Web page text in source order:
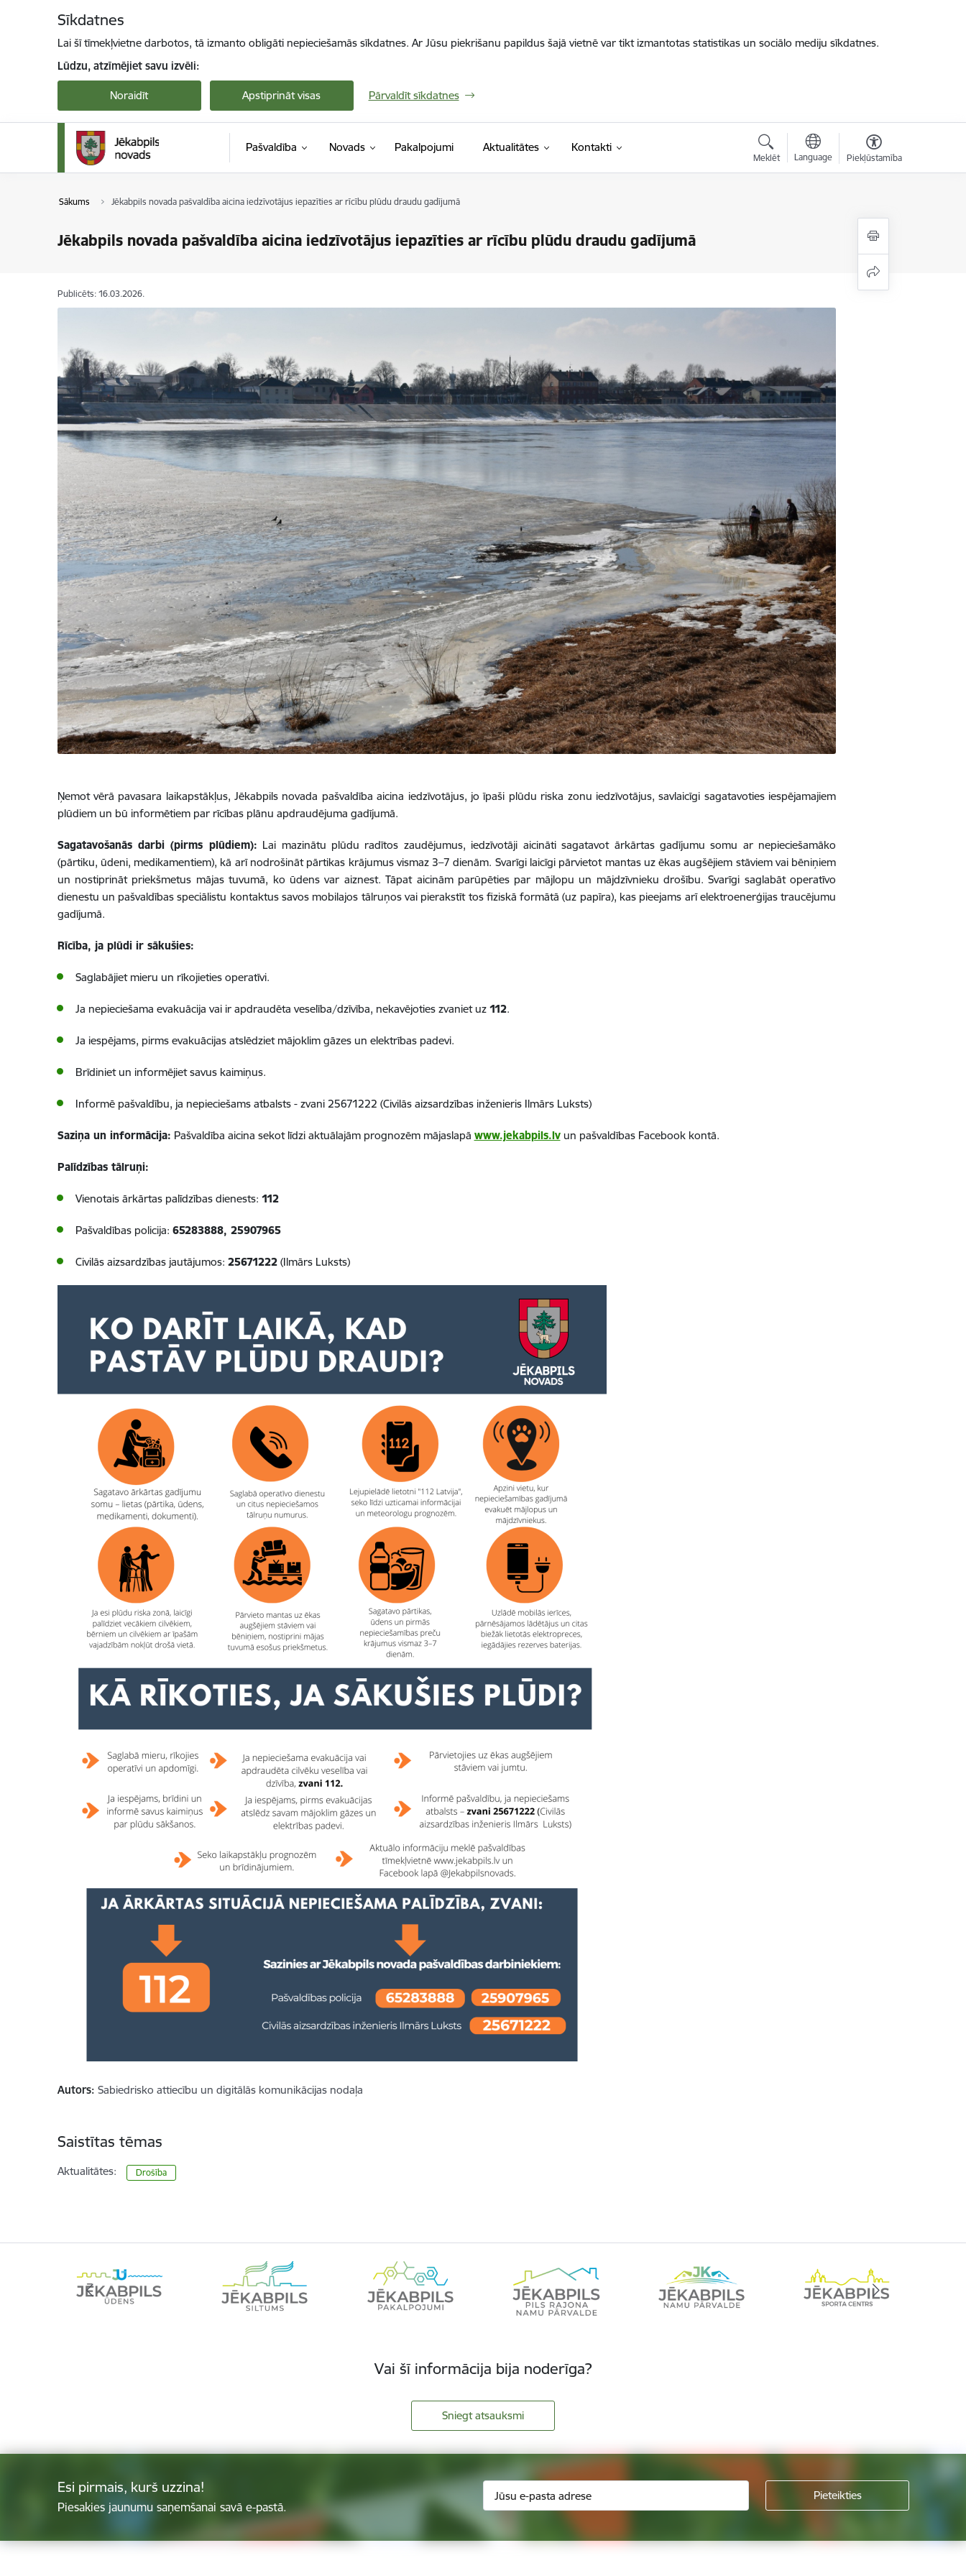
Sīkdatnes
Lai šī tīmekļvietne darbotos, tā izmanto obligāti nepieciešamās sīkdatnes. Ar Jūsu piekrišanu papildus šajā vietnē var tikt izmantotas statistikas un sociālo mediju sīkdatnes.
Lūdzu, atzīmējiet savu izvēli:
Noraidīt Apstiprināt visas Pārvaldīt sīkdatnes
Pašvaldība Novads Pakalpojumi Aktualitātes Kontakti
Meklēt Language Piekļūstamība
Sākums Jēkabpils novada pašvaldība aicina iedzīvotājus iepazīties ar rīcību plūdu draudu gadījumā
Jēkabpils novada pašvaldība aicina iedzīvotājus iepazīties ar rīcību plūdu draudu gadījumā
Publicēts: 16.03.2026.
Ņemot vērā pavasara laikapstākļus, Jēkabpils novada pašvaldība aicina iedzīvotājus, jo īpaši plūdu riska zonu iedzīvotājus, savlaicīgi sagatavoties iespējamajiem
plūdiem un bū informētiem par rīcības plānu apdraudējuma gadījumā.
Sagatavošanās darbi (pirms plūdiem): Lai mazinātu plūdu radītos zaudējumus, iedzīvotāji aicināti sagatavot ārkārtas gadījumu somu ar nepieciešamāko
(pārtiku, ūdeni, medikamentiem), kā arī nodrošināt pārtikas krājumus vismaz 3–7 dienām. Svarīgi laicīgi pārvietot mantas uz ēkas augšējiem stāviem vai bēniņiem
un nostiprināt priekšmetus mājas tuvumā, ko ūdens var aiznest. Tāpat aicinām parūpēties par mājlopu un mājdzīvnieku drošību. Svarīgi saglabāt operatīvo
dienestu un pašvaldības speciālistu kontaktus savos mobilajos tālruņos vai pierakstīt tos fiziskā formātā (uz papīra), kas pieejams arī elektroenerģijas traucējumu
gadījumā.
Rīcība, ja plūdi ir sākušies:
Saglabājiet mieru un rīkojieties operatīvi.
Ja nepieciešama evakuācija vai ir apdraudēta veselība/dzīvība, nekavējoties zvaniet uz 112.
Ja iespējams, pirms evakuācijas atslēdziet mājoklim gāzes un elektrības padevi.
Brīdiniet un informējiet savus kaimiņus.
Informē pašvaldību, ja nepieciešams atbalsts - zvani 25671222 (Civilās aizsardzības inženieris Ilmārs Luksts)
Saziņa un informācija: Pašvaldība aicina sekot līdzi aktuālajām prognozēm mājaslapā www.jekabpils.lvun pašvaldības Facebook kontā.
Palīdzības tālruņi:
Vienotais ārkārtas palīdzības dienests: 112
Pašvaldības policija: 65283888, 25907965
Civilās aizsardzības jautājumos: 25671222(Ilmārs Luksts)
Autors: Sabiedrisko attiecību un digitālās komunikācijas nodaļa
Saistītas tēmas
Aktualitātes: Drošība
Vai šī informācija bija noderīga?
Sniegt atsauksmi
Esi pirmais, kurš uzzina!
Piesakies jaunumu saņemšanai savā e-pastā.